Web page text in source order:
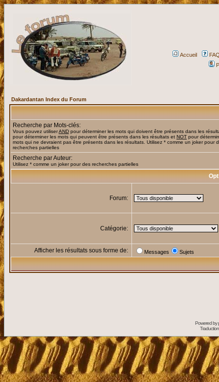
Accueil
Dakardantan Index du Forum
Recherche par Mots-clés:
Vous pouvez utiliserAND pour déterminer les mots qui doivent être présents dans les
pour déterminer les mots qui peuvent être présents dans les résultats et NOT pour
mots qui ne devraient pas être présents dans les résultats. Utilisez * comme un joker pour
recherches partielles
Recherche par Auteur:
Utilisez * comme un joker pour des recherches partielles
Forum:
Catégorie:
Afficher les résultats sous forme de: Messages Sujets
Powered by